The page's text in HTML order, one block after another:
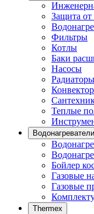
Защита
Фильтры
Котлы
Баки
Насосы
Радиаторы
Теплые
Бойлер
Газовые
Газовые
Thermex